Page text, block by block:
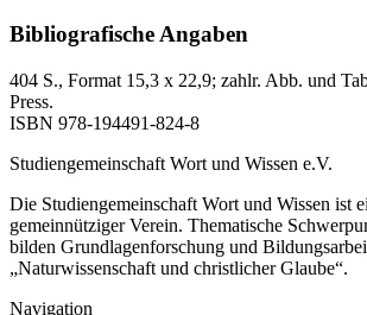
Bibliografische Angaben
404 S., Format 15,3 x 22,9; zahlr. Abb. und
Press.
ISBN 978-194491-824-8
Studiengemeinschaft Wort und Wissen e.V.
Die Studiengemeinschaft Wort und Wissen ist
gemeinnütziger Verein. Thematische
bilden Grundlagenforschung und
„Naturwissenschaft und christlicher Glaube“.
Navigation